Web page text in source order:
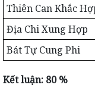
Thiên Can Khắc
Địa Chi Xung Hợp
Bát Tự Cung Phi
Kết luận: 80 %